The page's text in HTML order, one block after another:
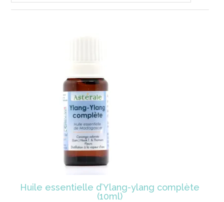
Huile essentielle d’Ylang-ylang complète
(10ml)